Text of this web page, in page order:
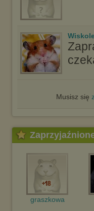
Musisz się
graszkowa